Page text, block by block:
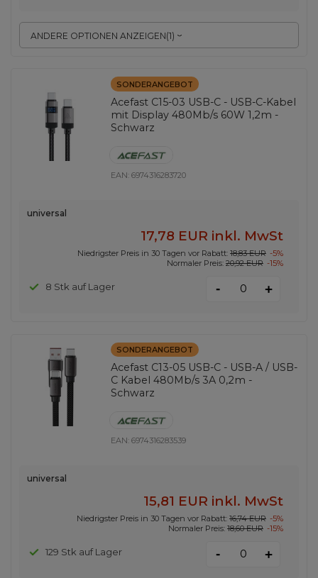
ANDERE OPTIONEN ANZEIGEN(1)
SONDERANGEBOT
Acefast C15-03 USB-C - USB-C-Kabel
mit Display 480Mb/s 60W 1,2m -
Schwarz
EAN:6974316283720
universal
17,78 EUR inkl. MwSt
Niedrigster Preis in 30 Tagen vor Rabatt: 18,83 EUR -5%
Normaler Preis: 20,92 EUR -15%
8 Stk auf Lager - +
SONDERANGEBOT
Acefast C13-05 USB-C - USB-A / USB-
C Kabel 480Mb/s 3A 0,2m -
Schwarz
EAN:6974316283539
universal
15,81 EUR inkl. MwSt
Niedrigster Preis in 30 Tagen vor Rabatt: 16,74 EUR -5%
Normaler Preis: 18,60 EUR -15%
129 Stk auf Lager - +